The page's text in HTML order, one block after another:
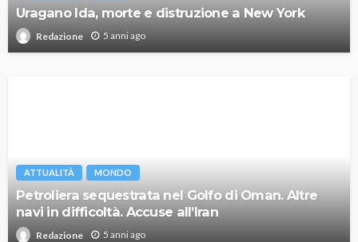
Uragano Ida, morte e distruzione a New York
Redazione 5 anni ago
ATTUALITÀ MONDO
Petroliera sequestrata nel Golfo di Oman. Altre
navi in difficoltà. Accuse all’Iran
Redazione 5 anni ago